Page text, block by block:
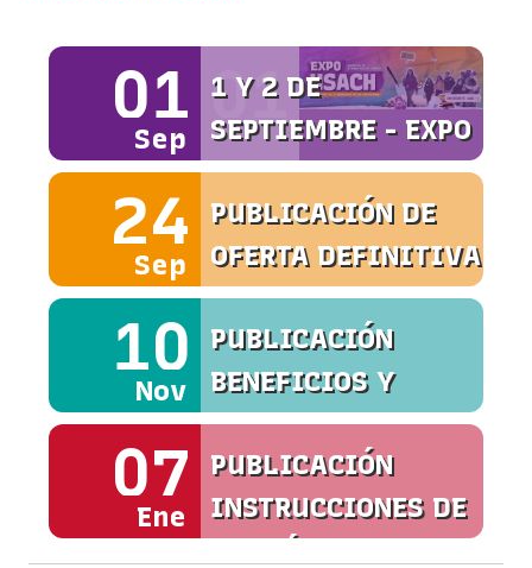
01
Sep
1 Y 2 DE
SEPTIEMBRE - EXPO
USACH
01
24
Sep
PUBLICACIÓN DE
OFERTA DEFINITIVA
10
Nov
PUBLICACIÓN
BENEFICIOS Y
SERVICIOS
07
Ene
PUBLICACIÓN
INSTRUCCIONES DE
MATRÍCULA